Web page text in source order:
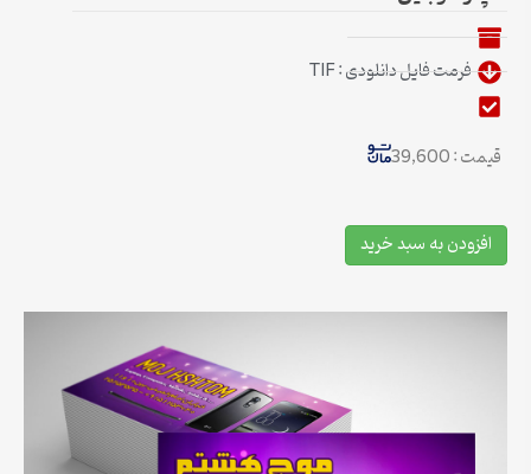
فرمت فایل دانلودی : TIF
قیمت : 39,600
افزودن به سبد خرید